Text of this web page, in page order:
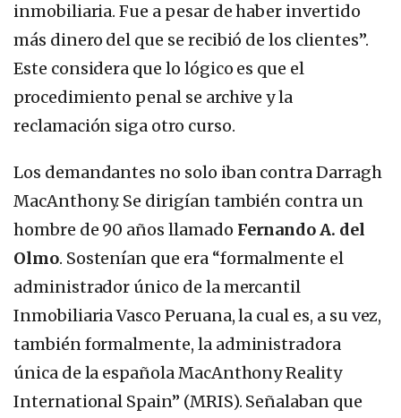
inmobiliaria. Fue a pesar de haber invertido
más dinero del que se recibió de los clientes”.
Este considera que lo lógico es que el
procedimiento penal se archive y la
reclamación siga otro curso.
Los demandantes no solo iban contra Darragh
MacAnthony. Se dirigían también contra un
hombre de 90 años llamado Fernando A. del
Olmo. Sostenían que era “formalmente el
administrador único de la mercantil
Inmobiliaria Vasco Peruana, la cual es, a su vez,
también formalmente, la administradora
única de la española MacAnthony Reality
International Spain” (MRIS). Señalaban que